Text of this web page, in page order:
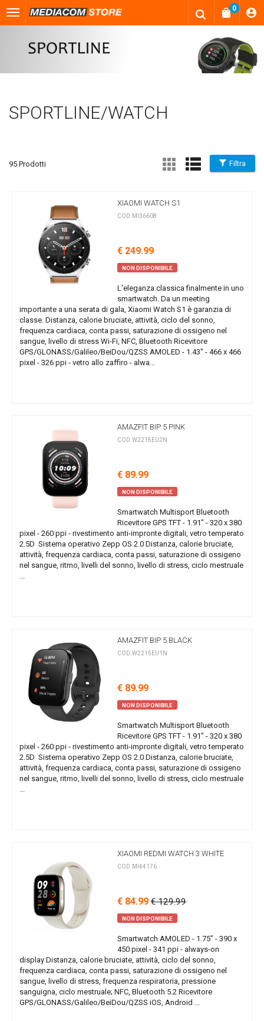
0
SPORTLINE/WATCH
Filtra
95 Prodotti
XIAOMI WATCH S1
COD.MI36608
€ 249.99
NON DISPONIBILE
L'eleganza classica finalmente in uno
smartwatch. Da un meeting
importante a una serata di gala, Xiaomi Watch S1 è garanzia di
classe. Distanza, calorie bruciate, attività, ciclo del sonno,
frequenza cardiaca, conta passi, saturazione di ossigeno nel
sangue, livello di stress Wi-Fi, NFC, Bluetooth Ricevitore
GPS/GLONASS/Galileo/BeiDou/QZSS AMOLED - 1.43" - 466 x 466
pixel - 326 ppi - vetro allo zaffiro - alwa...
AMAZFIT BIP 5 PINK
COD.W2215EU2N
€ 89.99
NON DISPONIBILE
Smartwatch Multisport Bluetooth
Ricevitore GPS TFT - 1.91" - 320 x 380
pixel - 260 ppi - rivestimento anti-impronte digitali, vetro temperato
2.5D Sistema operativo Zepp OS 2.0 Distanza, calorie bruciate,
attività, frequenza cardiaca, conta passi, saturazione di ossigeno
nel sangue, ritmo, livelli del sonno, livello di stress, ciclo mestruale
...
AMAZFIT BIP 5 BLACK
COD.W2215EU1N
€ 89.99
NON DISPONIBILE
Smartwatch Multisport Bluetooth
Ricevitore GPS TFT - 1.91" - 320 x 380
pixel - 260 ppi - rivestimento anti-impronte digitali, vetro temperato
2.5D Sistema operativo Zepp OS 2.0 Distanza, calorie bruciate,
attività, frequenza cardiaca, conta passi, saturazione di ossigeno
nel sangue, ritmo, livelli del sonno, livello di stress, ciclo mestruale
...
XIAOMI REDMI WATCH 3 WHITE
COD.MI44176
€ 84.99 € 129.99
NON DISPONIBILE
Smartwatch AMOLED - 1.75" - 390 x
450 pixel - 341 ppi - always-on
display Distanza, calorie bruciate, attività, ciclo del sonno,
frequenza cardiaca, conta passi, saturazione di ossigeno nel
sangue, livello di stress, frequenza respiratoria, pressione
sanguigna, ciclo mestruale; NFC, Bluetooth 5.2 Ricevitore
GPS/GLONASS/Galileo/BeiDou/QZSS iOS, Android ...